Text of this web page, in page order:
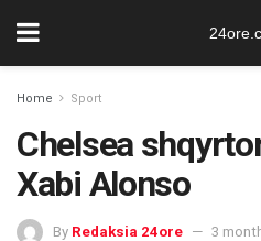
Home Sport
Chelsea
Xabi Alonso
By Redaksia 24ore 3